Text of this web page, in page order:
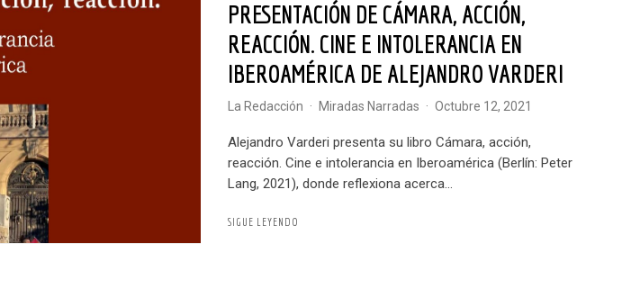
PRESENTACIÓN DE CÁMARA, ACCIÓN,
REACCIÓN. CINE E INTOLERANCIA EN
IBEROAMÉRICA DE ALEJANDRO VARDERI
La Redacción · Miradas Narradas · octubre 12, 2021
Alejandro Varderi presenta su libro Cámara, acción,
reacción. Cine e intolerancia en Iberoamérica (Berlín: Peter
Lang, 2021), donde reflexiona acerca...
SIGUE LEYENDO